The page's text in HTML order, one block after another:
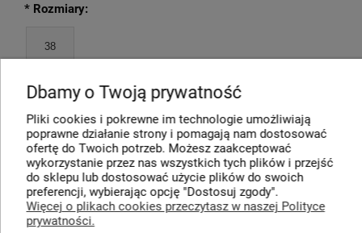
* Rozmiary:
38
DO KOSZYKA
dodaj do przechowalni
*- Pole wymagane
Dbamy o Twoją prywatność
Pliki cookies i pokrewne im technologie umożliwiają
poprawne działanie strony i pomagają nam dostosować
ofertę do Twoich potrzeb. Możesz zaakceptować
wykorzystanie przez nas wszystkich tych plików i przejść
do sklepu lub dostosować użycie plików do swoich
preferencji, wybierając opcję "Dostosuj zgody".
Więcej o plikach cookies przeczytasz w naszej Polityce
prywatności.